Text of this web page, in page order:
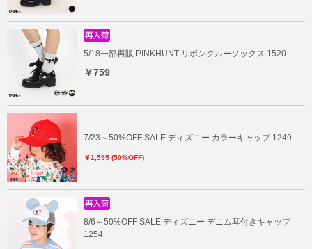
5/18一部再販 PINKHUNT リボンクルーソックス 1520
￥759
7/23～50%OFF SALE ディズニー カラーキャップ 1249
￥1,595 (50%OFF)
8/6～50%OFF SALE ディズニー デニム耳付きキャップ
1254